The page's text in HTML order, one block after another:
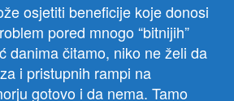
osjetiti beneficije koje donosi
pored mnogo “bitnijih”
danima čitamo, niko ne želi da
i pristupnih rampi na
gotovo i da nema. Tamo